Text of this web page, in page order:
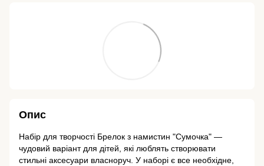
Опис
Набір для творчості Брелок з намистин "Сумочка" —
чудовий варіант для дітей, які люблять створювати
стильні аксесуари власноруч. У наборі є все необхідне,